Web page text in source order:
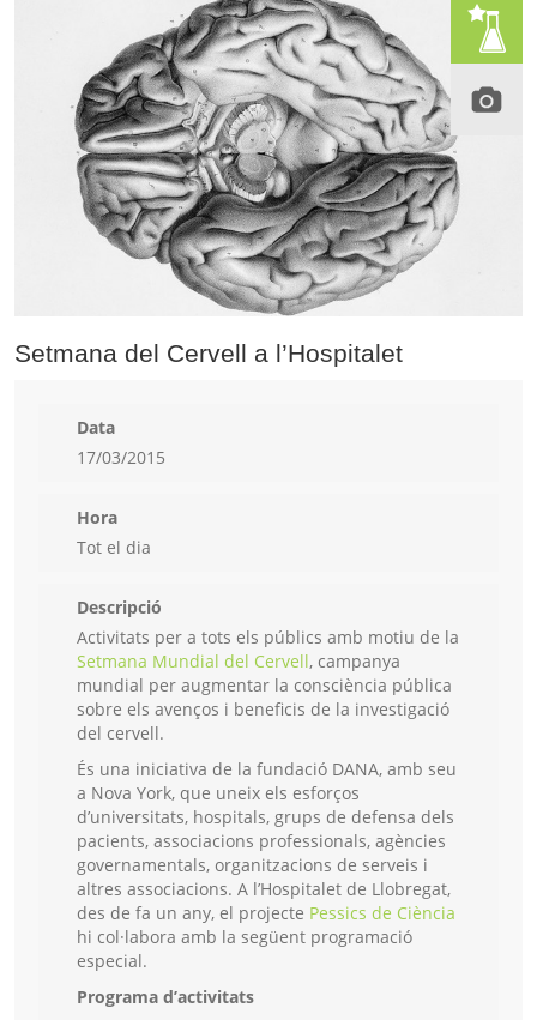
Setmana del Cervell a l’Hospitalet
Data
17/03/2015
Hora
Tot el dia
Descripció
Activitats per a tots els públics amb motiu de la
Setmana Mundial del Cervell, campanya
mundial per augmentar la consciència pública
sobre els avenços i beneficis de la investigació
del cervell.
És una iniciativa de la fundació DANA, amb seu
a Nova York, que uneix els esforços
d’universitats, hospitals, grups de defensa dels
pacients, associacions professionals, agències
governamentals, organitzacions de serveis i
altres associacions. A l’Hospitalet de Llobregat,
des de fa un any, el projecte Pessics de Ciència
hi col·labora amb la següent programació
especial.
Programa d’activitats